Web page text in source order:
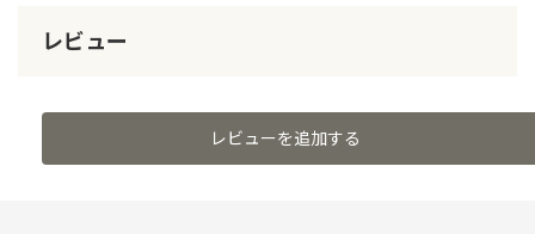
レビュー
レビューを追加する